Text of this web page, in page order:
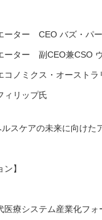
ーター CEO バズ・パ
ーター 副CEO兼CSO
コノミクス・オーストラ
リップ氏
ケアの未来に向けた
】
療システム産業化フ